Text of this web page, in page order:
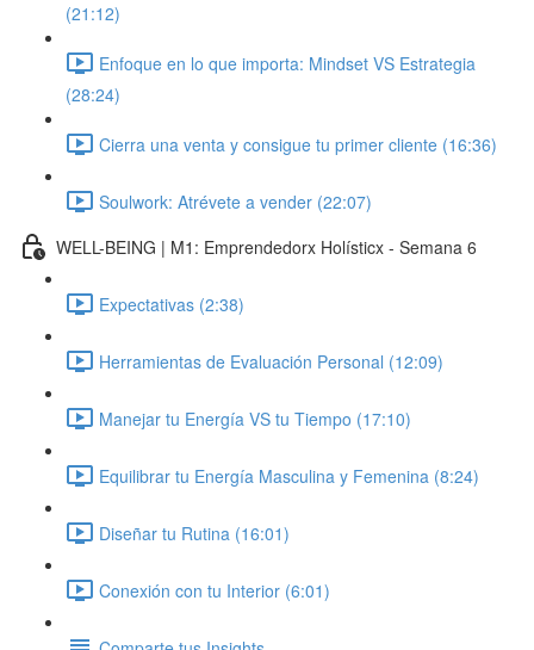
(21:12)
Enfoque en lo que importa: Mindset VS Estrategia
(28:24)
Cierra una venta y consigue tu primer cliente (16:36)
Soulwork: Atrévete a vender (22:07)
WELL-BEING | M1: Emprendedorx Holísticx - Semana 6
Expectativas (2:38)
Herramientas de Evaluación Personal (12:09)
Manejar tu Energía VS tu Tiempo (17:10)
Equilibrar tu Energía Masculina y Femenina (8:24)
Diseñar tu Rutina (16:01)
Conexión con tu Interior (6:01)